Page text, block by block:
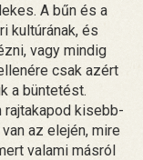
A bűn és a
kultúrának, és
vagy mindig
csak azért
a büntetést.
rajtakapod kisebb-
az elején, mire
valami másról